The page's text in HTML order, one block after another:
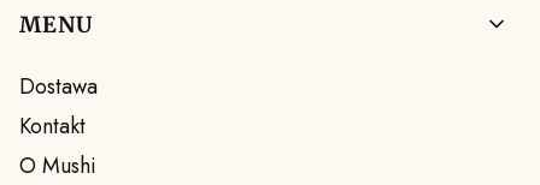
Linki w stopce
MENU
Dostawa
Kontakt
O Mushi